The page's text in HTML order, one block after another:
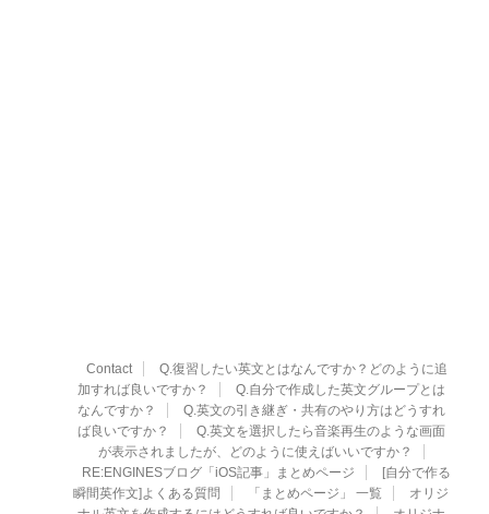
Contact
Q.復習したい英文とはなんですか？どのように追
加すれば良いですか？
Q.自分で作成した英文グループとは
なんですか？
Q.英文の引き継ぎ・共有のやり方はどうすれ
ば良いですか？
Q.英文を選択したら音楽再生のような画面
が表示されましたが、どのように使えばいいですか？
RE:ENGINESブログ「iOS記事」まとめページ
[自分で作る
瞬間英作文]よくある質問
「まとめページ」 一覧
オリジ